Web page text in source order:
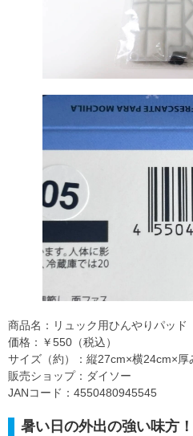
商品名：リュック用ひんやりパッド
価格：￥550（税込）
サイズ（約）：縦27cm×横24cm×厚
販売ショップ：ダイソー
JANコード：4550480945545
暑い日の外出の強い味方